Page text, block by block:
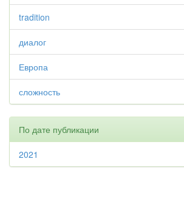
tradition
диалог
Европа
сложность
По дате публикации
2021